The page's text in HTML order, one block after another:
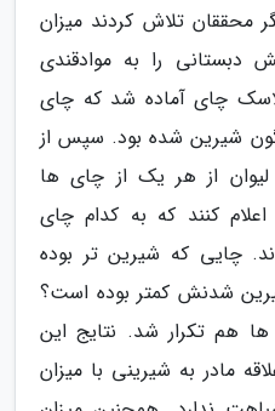
محققان تلاش کردند میزان
دبستانی را به موادقندی
چای آماده شد که چای
شیرین شده بود. سپس از
از هر یک از چای ها
کنند که به کدام چای
چایی که شیرین تر بوده
شدنش کمتر بوده است؟
هم تکرار شد. نتایج این
مادر به شیرینی با میزان